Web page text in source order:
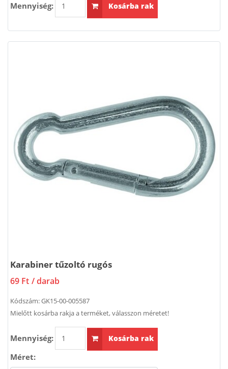
Mennyiség: Kosárba rak
Karabiner tűzoltó rugós
69 Ft / darab
Kódszám:GK15-00-005587
Mielőtt kosárba rakja a terméket, válasszon méretet!
Mennyiség: Kosárba rak
Méret: